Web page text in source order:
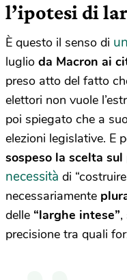
l’ipotesi di
È questo il senso di
luglio da Macron ai
preso atto del fatto
elettori non vuole
poi spiegato che a
elezioni legislative. E
sospeso la scelta
necessità di
necessariamente
delle “larghe intese”,
precisione tra quali